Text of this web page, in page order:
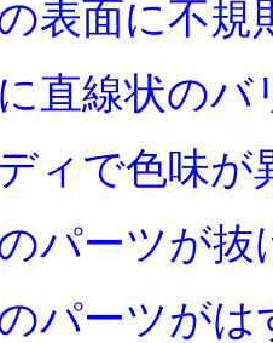
表面に不規
直線状のバ
ィで色味が
パーツが抜
パーツがは